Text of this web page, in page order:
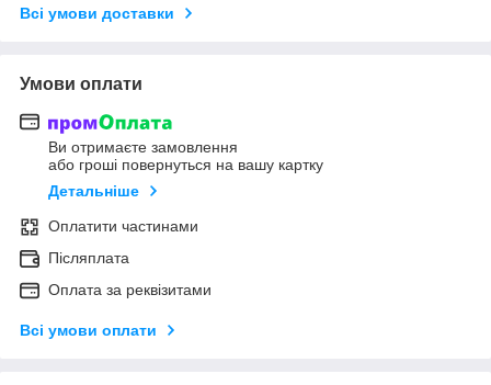
Всі умови доставки
Умови оплати
Ви отримаєте замовлення
або гроші повернуться на вашу картку
Детальніше
Оплатити частинами
Післяплата
Оплата за реквізитами
Всі умови оплати